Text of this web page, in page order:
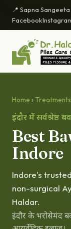
📍 Sapna
Facebook
Home › Treatments
इंदौर में सर्वश्रेष्ठ
Best
Indore
Indore's
non-surgical
Haldar.
इंदौर के भरोसेमंद